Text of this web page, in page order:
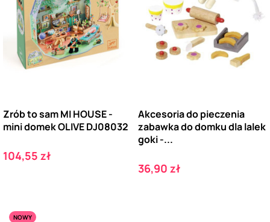
Zrób to sam MI HOUSE -
mini domek OLIVE DJ08032
Cena
104,55 zł
Akcesoria do pieczenia
zabawka do domku dla lalek
goki -...
Cena
36,90 zł
NOWY